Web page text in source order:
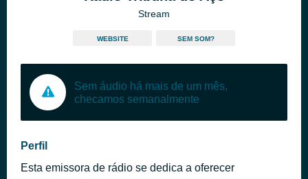
Stream
WEBSITE SEM SOM?
Sem áudio há mais de um mês,
checamos semanalmente
Perfil
Esta emissora de rádio se dedica a oferecer